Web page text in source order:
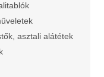
asztali alátétek